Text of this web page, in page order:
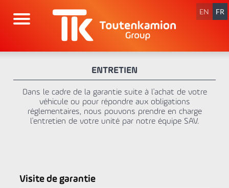
contenu
EN FR
ENTRETIEN
Dans le cadre de la garantie suite à l'achat de votre
véhicule ou pour répondre aux obligations
réglementaires, nous pouvons prendre en charge
l'entretien de votre unité par notre équipe SAV.
Visite de garantie